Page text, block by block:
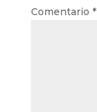
Comentario *